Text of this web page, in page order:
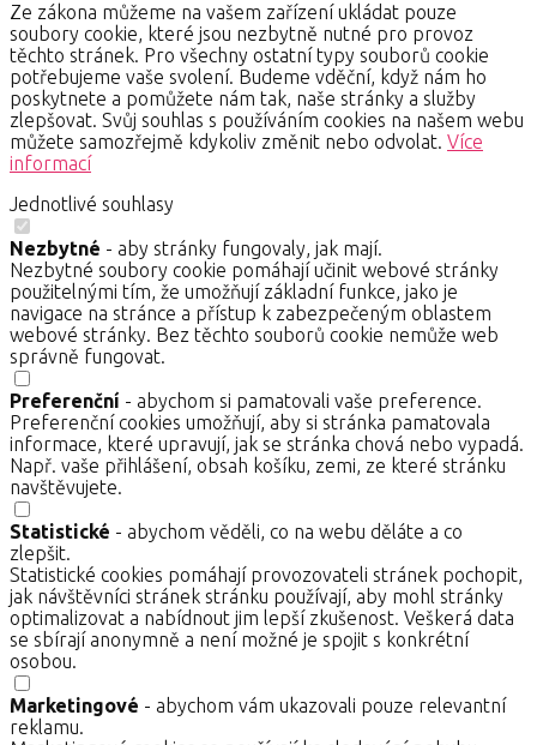
Ze zákona můžeme na vašem zařízení ukládat pouze
soubory cookie, které jsou nezbytně nutné pro provoz
těchto stránek. Pro všechny ostatní typy souborů cookie
potřebujeme vaše svolení. Budeme vděční, když nám ho
poskytnete a pomůžete nám tak, naše stránky a služby
zlepšovat. Svůj souhlas s používáním cookies na našem webu
můžete samozřejmě kdykoliv změnit nebo odvolat. Více
informací
Jednotlivé souhlasy
Nezbytné - aby stránky fungovaly, jak mají.
Nezbytné soubory cookie pomáhají učinit webové stránky
použitelnými tím, že umožňují základní funkce, jako je
navigace na stránce a přístup k zabezpečeným oblastem
webové stránky. Bez těchto souborů cookie nemůže web
správně fungovat.
Preferenční - abychom si pamatovali vaše preference.
Preferenční cookies umožňují, aby si stránka pamatovala
informace, které upravují, jak se stránka chová nebo vypadá.
Např. vaše přihlášení, obsah košíku, zemi, ze které stránku
navštěvujete.
Statistické - abychom věděli, co na webu děláte a co
zlepšit.
Statistické cookies pomáhají provozovateli stránek pochopit,
jak návštěvníci stránek stránku používají, aby mohl stránky
optimalizovat a nabídnout jim lepší zkušenost. Veškerá data
se sbírají anonymně a není možné je spojit s konkrétní
osobou.
Marketingové - abychom vám ukazovali pouze relevantní
reklamu.